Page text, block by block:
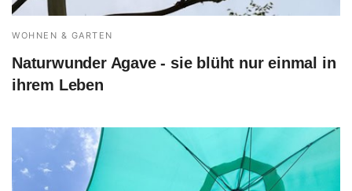
WOHNEN & GARTEN
Naturwunder Agave - sie blüht nur einmal in
ihrem Leben